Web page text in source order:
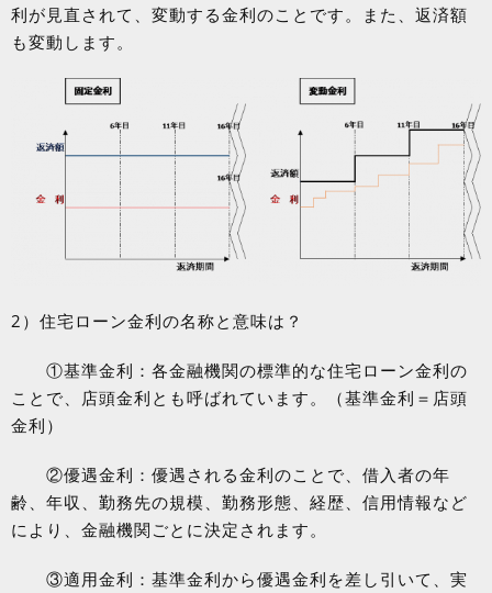
利が見直されて、変動する金利のことです。また、返済額
も変動します。
2 ）住宅ローン金利の名称と意味は？
①基準金利：各金融機関の標準的な住宅ローン金利の
ことで、店頭金利とも呼ばれています。（基準金利＝店頭
金利）
②優遇金利：優遇される金利のことで、借入者の年
齢、年収、勤務先の規模、勤務形態、経歴、信用情報など
により、金融機関ごとに決定されます。
③適用金利：基準金利から優遇金利を差し引いて、実